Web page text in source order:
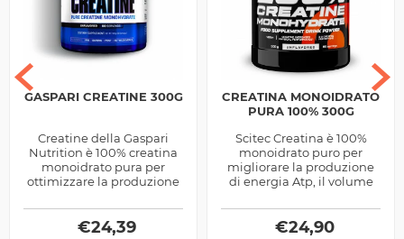
GASPARI CREATINE 300G
Creatine della Gaspari
Nutrition è 100% creatina
monoidrato pura per
ottimizzare la produzione
dei muscoli, ottima come
ipertrofico
€24,39
CREATINA MONOIDRATO
PURA 100% 300G
Scitec Creatina è 100%
monoidrato puro per
migliorare la produzione
di energia Atp, il volume
metabolismo, ottima...
€24,90